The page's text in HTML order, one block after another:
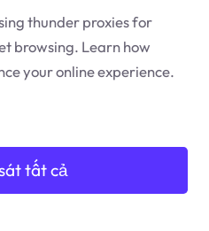
thunder proxies for
browsing. Learn how
your online experience.
tất cả